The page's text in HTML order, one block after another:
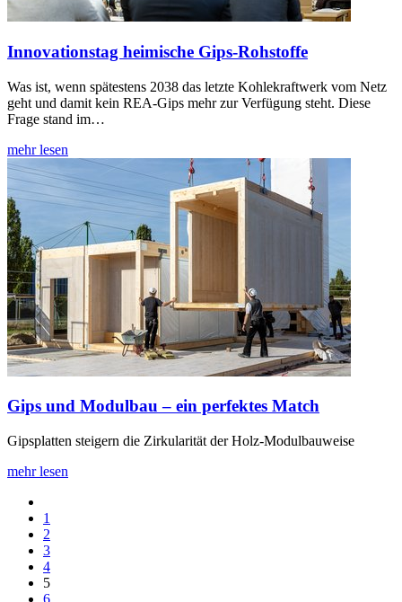
Innovationstag heimische Gips-Rohstoffe
Was ist, wenn spätestens 2038 das letzte Kohlekraftwerk vom Netz
geht und damit kein REA-Gips mehr zur Verfügung steht. Diese
Frage stand im…
mehr lesen
Gips und Modulbau – ein perfektes Match
Gipsplatten steigern die Zirkularität der Holz-Modulbauweise
mehr lesen
1
2
3
4
5